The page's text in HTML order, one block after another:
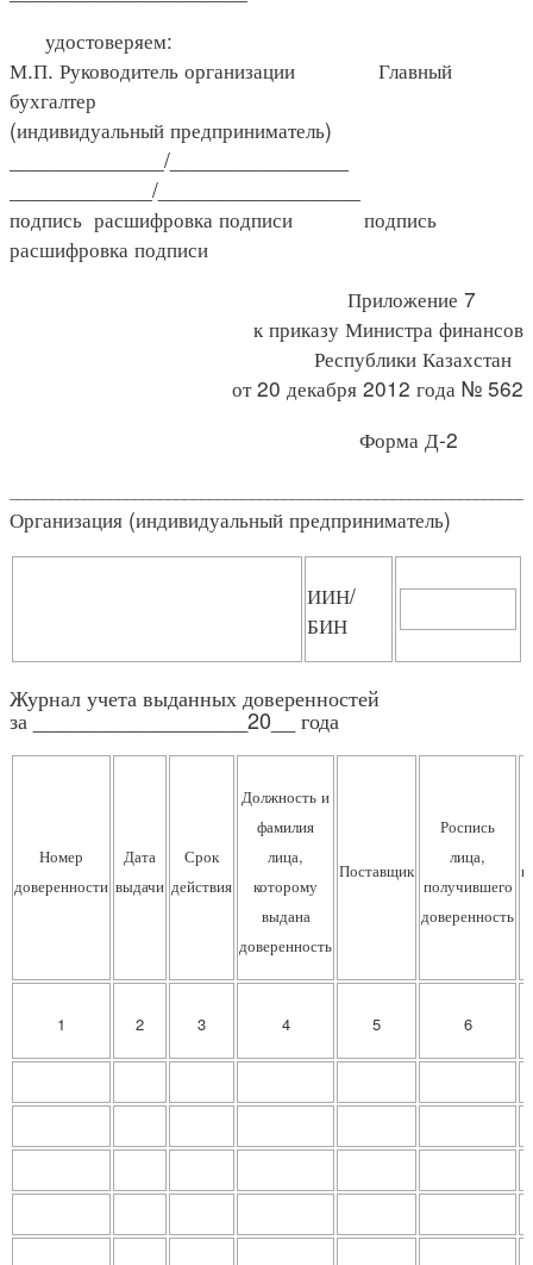
удостоверяем:
М.П. Руководитель организации Главный
бухгалтер
(индивидуальный предприниматель)
_____________/_______________
____________/_________________
подпись расшифровка подписи подпись
расшифровка подписи
Приложение 7
к приказу Министра финансов
Республики Казахстан
от 20 декабря 2012 года № 562
Форма Д-2
Организация (индивидуальный предприниматель)
ИИН/
БИН
Журнал учета выданных доверенностей
за __________________20__ года
Номер
доверенности
Дата
выдачи
Срок
действия
Должность и
фамилия
лица,
которому
выдана
доверенность
Поставщик
Роспись
лица,
получившего
доверенность
1 2 3 4 5 6